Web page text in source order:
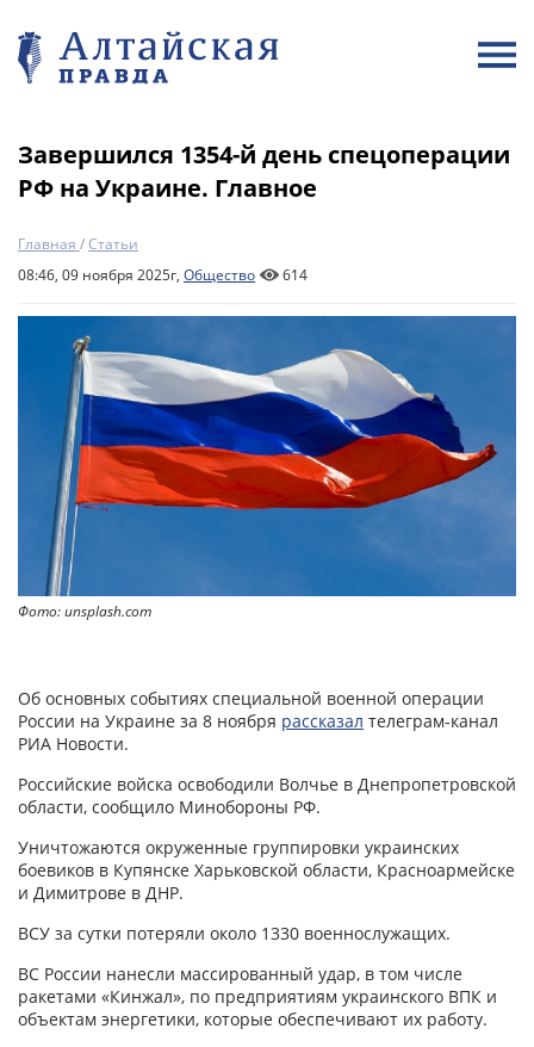
Завершился 1354-й день спецоперации
РФ на Украине. Главное
Главная /Статьи
08:46, 09 ноября 2025г, Общество 614
Фото: unsplash.com
Об основных событиях специальной военной операции
России на Украине за 8 ноября рассказал телеграм-канал
РИА Новости.
Российские войска освободили Волчье в Днепропетровской
области, сообщило Минобороны РФ.
Уничтожаются окруженные группировки украинских
боевиков в Купянске Харьковской области, Красноармейске
и Димитрове в ДНР.
ВСУ за сутки потеряли около 1330 военнослужащих.
ВС России нанесли массированный удар, в том числе
ракетами «Кинжал», по предприятиям украинского ВПК и
объектам энергетики, которые обеспечивают их работу.